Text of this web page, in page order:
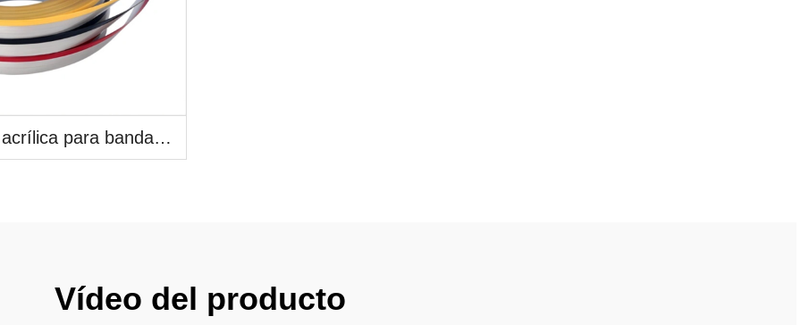
Cinta acrílica para bandas de borde
Vídeo del producto